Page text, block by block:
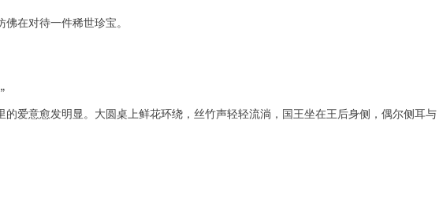
在对待一件稀世珍宝。
爱意愈发明显。大圆桌上鲜花环绕，丝竹声轻轻流淌，国王坐在王后身侧，偶尔侧耳与